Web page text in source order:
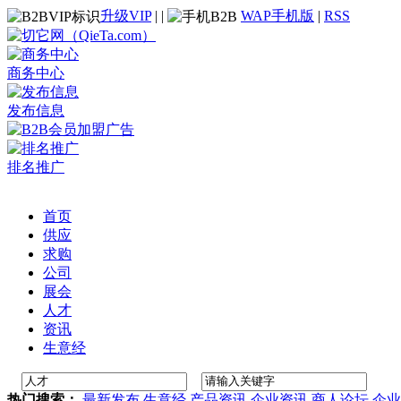
升级VIP| | WAP手机版 | RSS
商务中心
发布信息
排名推广
首页
供应
求购
公司
展会
人才
资讯
生意经